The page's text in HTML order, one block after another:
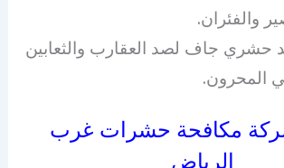
والفئران.
حشري جاف لصد العقارب والثعابين
المحرون.
مكافحة حشرات غرب
الرياض